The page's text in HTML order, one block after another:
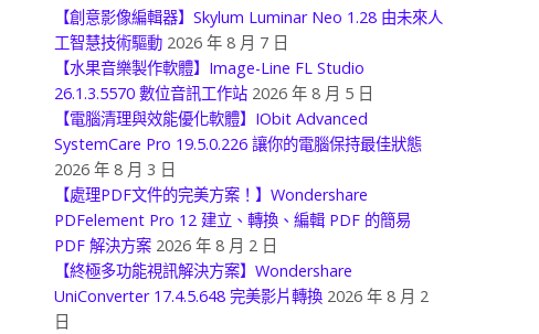
【創意影像編輯器】Skylum Luminar Neo 1.28 由未來人
工智慧技術驅動 2026 年 8 月 7 日
【水果音樂製作軟體】Image-Line FL Studio
26.1.3.5570 數位音訊工作站 2026 年 8 月 5 日
【電腦清理與效能優化軟體】IObit Advanced
SystemCare Pro 19.5.0.226 讓你的電腦保持最佳狀態
2026 年 8 月 3 日
【處理PDF文件的完美方案！】Wondershare
PDFelement Pro 12 建立、轉換、編輯 PDF 的簡易
PDF 解決方案 2026 年 8 月 2 日
【終極多功能視訊解決方案】Wondershare
UniConverter 17.4.5.648 完美影片轉換 2026 年 8 月 2
日